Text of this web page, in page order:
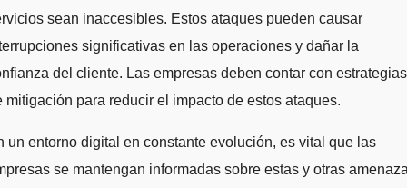
sean inaccesibles. Estos ataques pueden causar
significativas en las operaciones y dañar la
del cliente. Las empresas deben contar con estrategias
mitigación para reducir el impacto de estos ataques.
un entorno digital en constante evolución, es vital que las
se mantengan informadas sobre estas y otras